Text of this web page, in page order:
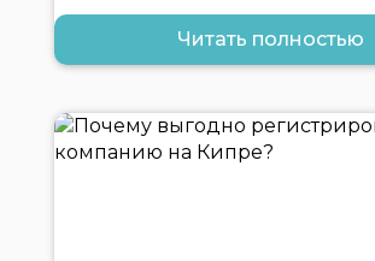
Читать полностью